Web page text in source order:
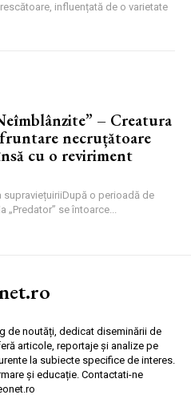
influențată de o varietate
– Creatura
necruțătoare
cu o reviriment
supraviețuiriiDupă o perioadă de
se întoarce...
de noutăți, dedicat diseminării de
articole, reportaje și analize pe
la subiecte specifice de interes.
și educație. Contactati-ne